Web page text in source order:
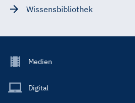
Wissensbibliothek
Footer
Main
Medien
Digital